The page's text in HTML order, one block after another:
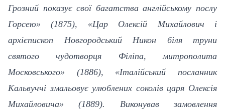
Грозний показує свої багатства англійському послу
Горсею» (1875), «Цар Олексій Михайлович і
архієпископ Новгородський Никон біля труни
святого чудотворця Філіпа, митрополита
Московського» (1886), «Італійський посланник
Кальвуччі змальовує улюблених соколів царя Олексія
Михайловича» (1889). Виконував замовлення